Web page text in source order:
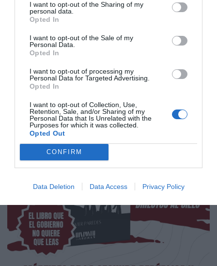
I want to opt-out of the Sharing of my
personal data.
Opted In
I want to opt-out of the Sale of my
Personal Data.
Opted In
I want to opt-out of processing my
Personal Data for Targeted Advertising.
Opted In
I want to opt-out of Collection, Use,
Retention, Sale, and/or Sharing of my
Personal Data that Is Unrelated with the
Purposes for which it was collected.
Opted Out
CONFIRM
Data Deletion Data Access Privacy Policy
convirtió, la sangre convertirá"
Artículos anteriores